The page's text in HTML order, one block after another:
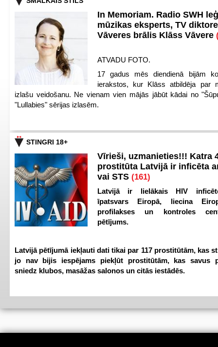
In Memoriam. Radio SWH
mūzikas eksperts, TV
Vāveres brālis Klāss Vāvere
ATVADU FOTO.
17 gadus mēs diendienā bijām
ierakstos, kur Klāss atbildēja par
izlašu veidošanu. Ne vienam vien mājās jābūt kādai no
"Lullabies" sērijas izlasēm.
STINGRI 18+
Vīrieši, uzmanieties!!! Katra
prostitūta Latvijā ir inficēta
vai STS (161)
Latvijā ir lielākais HIV
īpatsvars Eiropā, liecina
profilakses un kontroles
pētījums.
Latvijā pētījumā iekļauti dati tikai par 117 prostitūtām, kas
jo nav bijis iespējams piekļūt prostitūtām, kas savus
sniedz klubos, masāžas salonos un citās iestādēs.